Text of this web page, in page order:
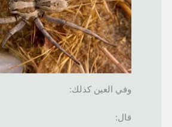
وفي العين كذلك:
قال: